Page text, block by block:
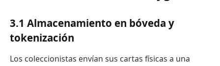
3.1 Almacenamiento en bóveda y
tokenización
Los coleccionistas envían sus cartas físicas a una